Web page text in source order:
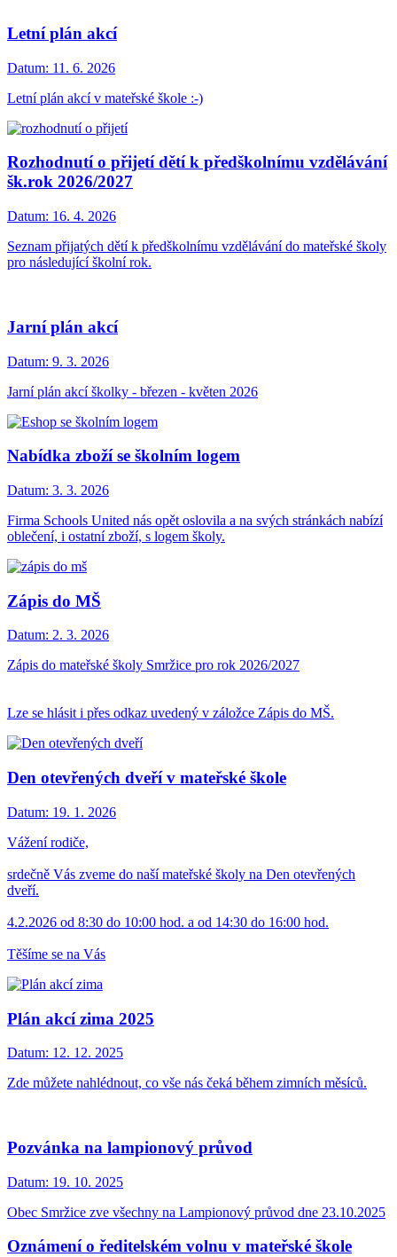
Letní plán akcí
Datum: 11. 6. 2026
Letní plán akcí v mateřské škole :-)
Rozhodnutí o přijetí dětí k předškolnímu vzdělávání
šk.rok 2026/2027
Datum: 16. 4. 2026
Seznam přijatých dětí k předškolnímu vzdělávání do mateřské školy
pro následující školní rok.
Jarní plán akcí
Datum: 9. 3. 2026
Jarní plán akcí školky - březen - květen 2026
Nabídka zboží se školním logem
Datum: 3. 3. 2026
Firma Schools United nás opět oslovila a na svých stránkách nabízí
oblečení, i ostatní zboží, s logem školy.
Zápis do MŠ
Datum: 2. 3. 2026
Zápis do mateřské školy Smržice pro rok 2026/2027
Lze se hlásit i přes odkaz uvedený v záložce Zápis do MŠ.
Den otevřených dveří v mateřské škole
Datum: 19. 1. 2026
Vážení rodiče,
srdečně Vás zveme do naší mateřské školy na Den otevřených
dveří.
4.2.2026 od 8:30 do 10:00 hod. a od 14:30 do 16:00 hod.
Těšíme se na Vás
Plán akcí zima 2025
Datum: 12. 12. 2025
Zde můžete nahlédnout, co vše nás čeká během zimních měsíců.
Pozvánka na lampionový průvod
Datum: 19. 10. 2025
Obec Smržice zve všechny na Lampionový průvod dne 23.10.2025
Oznámení o ředitelském volnu v mateřské škole